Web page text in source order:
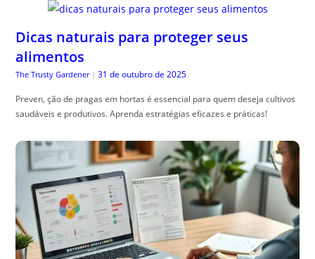
Dicas naturais para proteger seus
alimentos
The Trusty Gardener | 31 de outubro de 2025
Preven, ção de pragas em hortas é essencial para quem deseja cultivos
saudáveis e produtivos. Aprenda estratégias eficazes e práticas!